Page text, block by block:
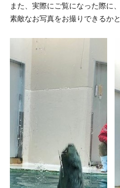
また、実際にご覧になった際に
素敵なお写真をお撮りできるかと